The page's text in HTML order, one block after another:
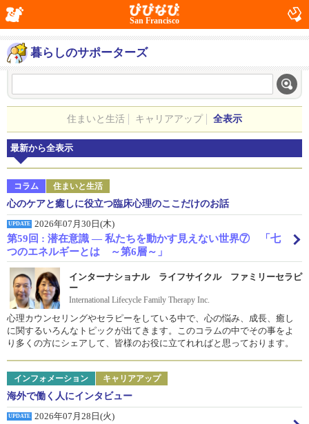
San Francisco
暮らしのサポーターズ
住まいと生活 キャリアアップ 全表示
最新から全表示
コラム 住まいと生活
心のケアと癒しに役立つ臨床心理のここだけのお話
UPDATE 2026年07月30日(木)
第59回 : 潜在意識 ― 私たちを動かす見えない世界⑦ 「七
つのエネルギーとは ～第6層～」
インターナショナル ライフサイクル ファミリーセラピ
ー
International Lifecycle Family Therapy Inc.
心理カウンセリングやセラピーをしている中で、心の悩み、成長、癒し
に関するいろんなトピックが出てきます。このコラムの中でその事をよ
り多くの方にシェアして、皆様のお役に立てれればと思っております。
インフォメーション キャリアアップ
海外で働く人にインタビュー
UPDATE 2026年07月28日(火)